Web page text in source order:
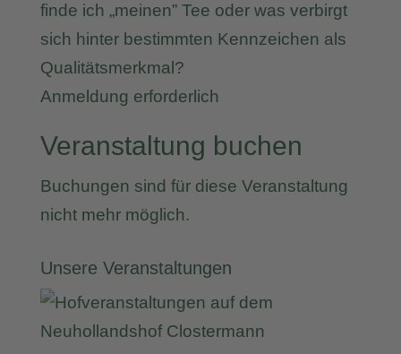
finde ich „meinen” Tee oder was verbirgt
sich hinter bestimmten Kennzeichen als
Qualitätsmerkmal?
Anmeldung erforderlich
Veranstaltung buchen
Buchungen sind für diese Veranstaltung
nicht mehr möglich.
Unsere Veranstaltungen